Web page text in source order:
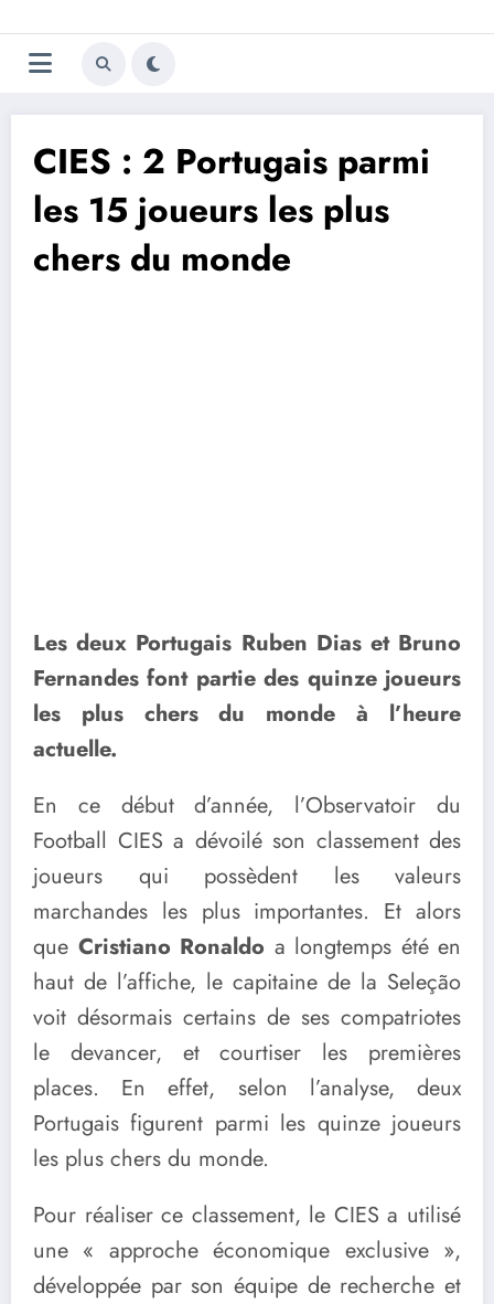
au
contenu
Trivela
L'actualité du football
CIES : 2 Portugais parmi
les 15 joueurs les plus
chers du monde
Les deux Portugais Ruben Dias et Bruno
Fernandes font partie des quinze joueurs
les plus chers du monde à l’heure
actuelle.
En ce début d’année, l’Observatoir du
Football CIES a dévoilé son classement des
joueurs qui possèdent les valeurs
marchandes les plus importantes. Et alors
que Cristiano Ronaldo a longtemps été en
haut de l’affiche, le capitaine de la Seleção
voit désormais certains de ses compatriotes
le devancer, et courtiser les premières
places. En effet, selon l’analyse, deux
Portugais figurent parmi les quinze joueurs
les plus chers du monde.
Pour réaliser ce classement, le CIES a utilisé
une « approche économique exclusive »,
développée par son équipe de recherche et